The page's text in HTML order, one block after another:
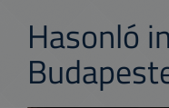
Hasonló